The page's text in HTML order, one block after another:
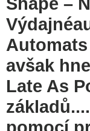
avšak
Late As